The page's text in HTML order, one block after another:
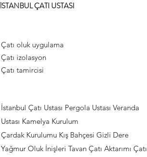
İSTANBUL ÇATI USTASI
Çatı oluk uygulama
Çatı izolasyon
Çatı tamircisi
İstanbul Çatı Ustası Pergola Ustası Veranda
Ustası Kamelya Kurulum
Çardak Kurulumu Kış Bahçesi Gizli Dere
Yağmur Oluk İnişleri Tavan Çatı Aktarımı Çatı